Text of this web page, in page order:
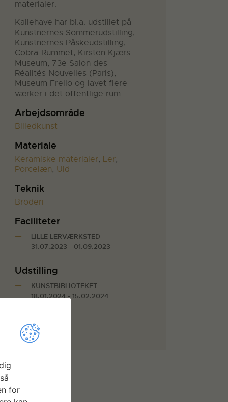
materialer.
Kallehave har bl.a. udstillet på
Kunstnernes Sommerudstilling,
Kunstnernes Påskeudstilling,
Cobra-Rummet, Kirsten Kjærs
Museum, 73e Salon des
Réalités Nouvelles (Paris),
Museum Frello og lavet flere
værker i det offentlige rum.
Arbejdsområde
Billedkunst
Materiale
Keramiske materialer, Ler,
Porcelæn, Uld
Teknik
Broderi
Faciliteter
LILLE LERVÆRKSTED
31.07.2023 - 01.09.2023
Udstilling
KUNSTBIBLIOTEKET
18.01.2024 - 15.02.2024
for